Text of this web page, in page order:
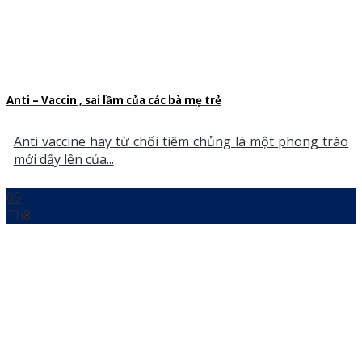
Anti – Vaccin , sai lầm của các bà mẹ trẻ
Anti vaccine hay từ chối tiêm chủng là một phong trào
mới dấy lên của...
06
Th8